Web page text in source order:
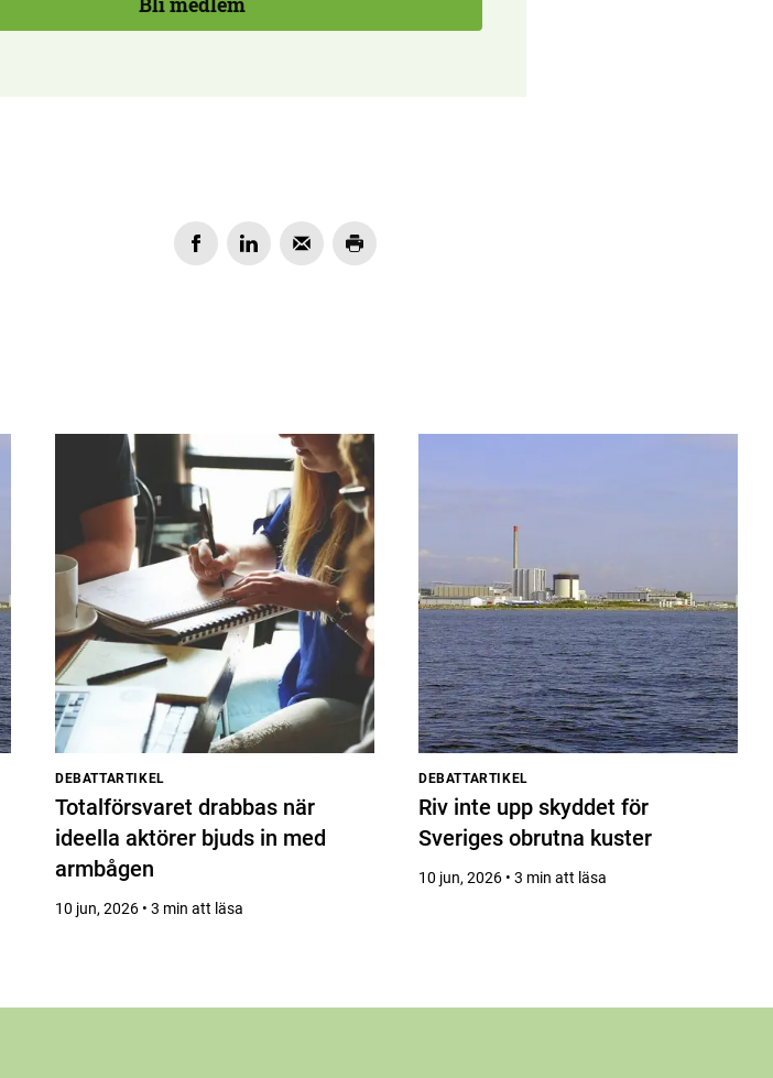
DEBATTARTIKEL
Totalförsvaret drabbas när
ideella aktörer bjuds in med
armbågen
10 jun, 2026 • 3 min att läsa
DEBATTARTIKEL
Riv inte upp skyddet för
Sveriges obrutna kuster
10 jun, 2026 • 3 min att läsa